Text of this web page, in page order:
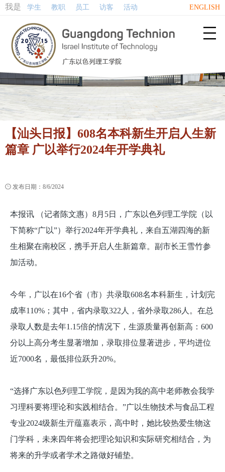
我是 学生 教职 员工 访客 活动 ENGLISH

【汕头日报】608名本科新生开启人生新
篇章 广以举行2024年开学典礼
 发布日期：8/6/2024
本报讯 （记者陈文惠）8月5日，广东以色列理工学院（以
下简称“广以”）举行2024年开学典礼，来自五湖四海的新
生相聚在南校区，携手开启人生新篇章。副市长王雪竹参
加活动。
今年，广以在16个省（市）共录取608名本科新生，计划完
成率110%；其中，省内录取322人，省外录取286人。在总
录取人数是去年1.15倍的情况下，生源质量再创新高：600
分以上高分考生显著增加，录取排位显著进步，平均进位
近7000名，最低排位跃升20%。
“选择广东以色列理工学院，是因为我的高中老师教会我学
习理科要将理论和实践相结合。”广以生物技术与食品工程
专业2024级新生亓蕴嘉表示，高中时，她比较热爱生物这
门学科，未来四年将会把理论知识和实际研究相结合，为
将来的升学或者学术之路做好铺垫。